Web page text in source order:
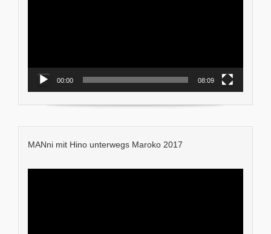
00:00 08:09
MANni mit Hino unterwegs Maroko 2017